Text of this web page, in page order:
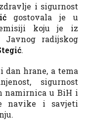
i sigurnost
gostovala je u
koju je iz
Javnog radijskog
.
dan hrane, a tema
sigurnost
namirnica u BiH i
navike i savjeti